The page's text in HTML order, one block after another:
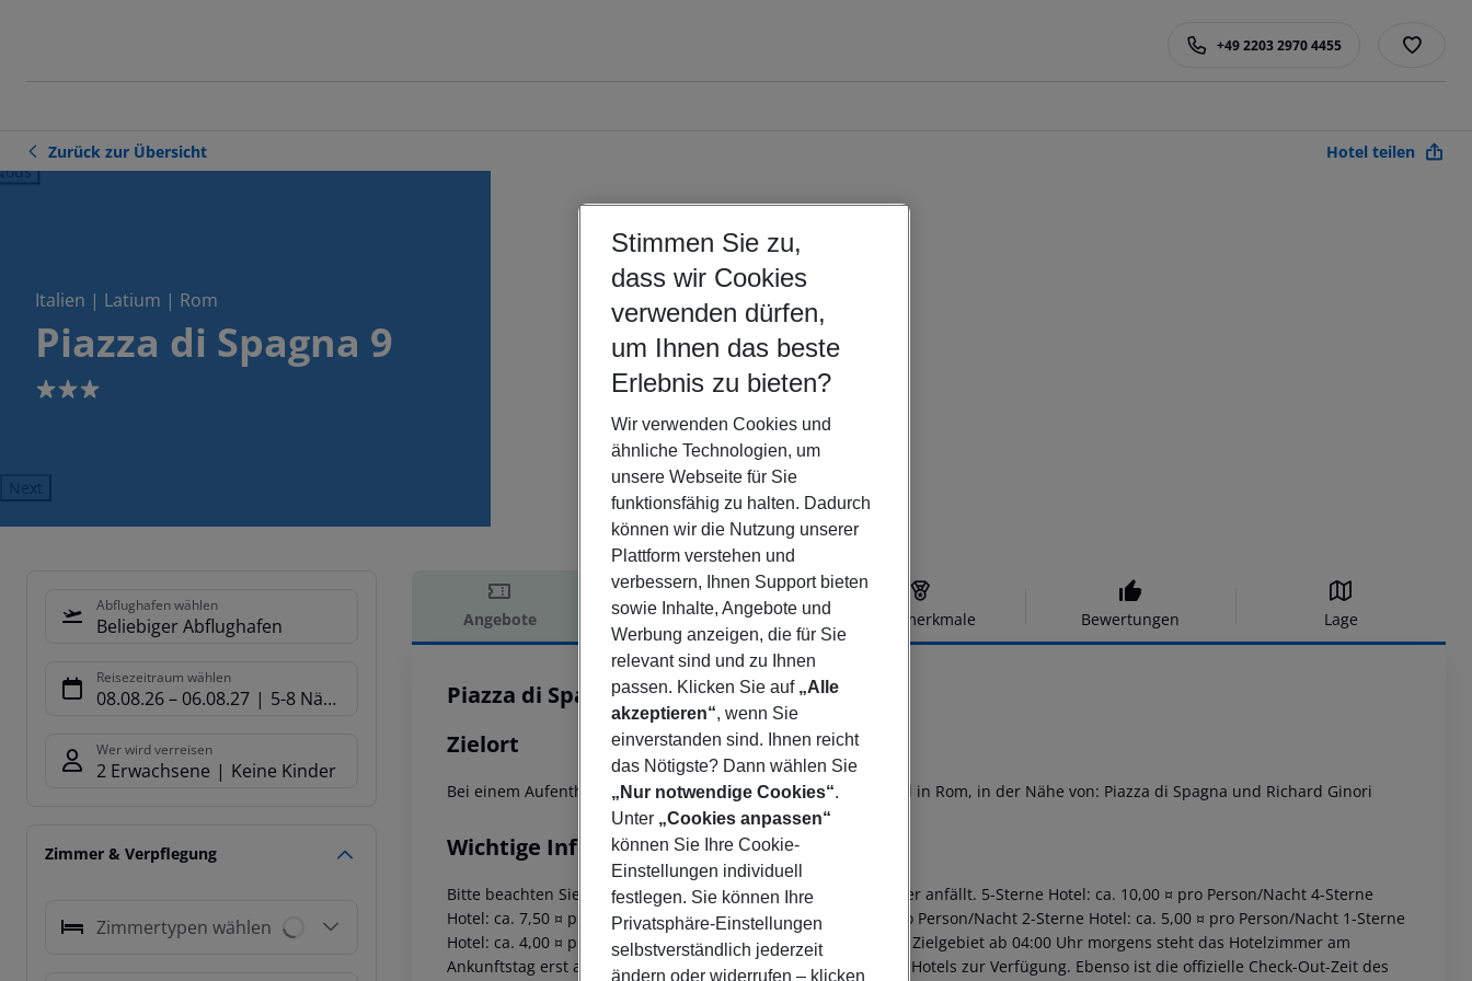
+49 2203 2970 4455
Zurück zur Übersicht Hotel teilen
Italien | Latium | Rom
Piazza di Spagna 9
3
Next
Abflughafen wählen
Beliebiger Abflughafen
Reisezeitraum wählen
08.08.26– 06.08.27 5-8 Nächte
Wer wird verreisen
2 Erwachsene Keine Kinder
Zimmer & Verpflegung
Zimmertypen wählen
Angebote Hotelbeschreibung Hotelmerkmale Bewertungen Lage
Hotelbeschreibung
Piazza di Spagna 9
3
Zielort
Bei einem Aufenthalt im Piazza di Spagna 9 wohnen Sie zentral in Rom, in der Nähe von: Piazza di Spagna und Richard Ginori
Wichtige Informationen
Bitte beachten Sie, dass vor Ort pro Person eine Touristensteuer anfällt. 5-Sterne Hotel: ca. 10,00 ¤ pro Person/Nacht 4-Sterne
Hotel: ca. 7,50 ¤ pro Person/Nacht 3-Sterne Hotel: ca. 6,00 ¤ pro Person/Nacht 2-Sterne Hotel: ca. 5,00 ¤ pro Person/Nacht 1-Sterne
Hotel: ca. 4,00 ¤ pro Person/Nacht Bei planmäßiger Ankunft im Zielgebiet ab 04:00 Uhr morgens steht das Hotelzimmer am
Ankunftstag erst ab der offiziellen Check-In-Zeit des jeweiligen Hotels zur Verfügung. Ebenso ist die offizielle Check-Out-Zeit des
Stimmen Sie zu,
dass wir Cookies
verwenden dürfen,
um Ihnen das beste
Erlebnis zu bieten?
Wir verwenden Cookies und
ähnliche Technologien, um
unsere Webseite für Sie
funktionsfähig zu halten. Dadurch
können wir die Nutzung unserer
Plattform verstehen und
verbessern, Ihnen Support bieten
sowie Inhalte, Angebote und
Werbung anzeigen, die für Sie
relevant sind und zu Ihnen
passen. Klicken Sie auf „Alle
akzeptieren“, wenn Sie
einverstanden sind. Ihnen reicht
das Nötigste? Dann wählen Sie
„Nur notwendige Cookies“.
Unter „Cookies anpassen“
können Sie Ihre Cookie-
Einstellungen individuell
festlegen. Sie können Ihre
Privatsphäre-Einstellungen
selbstverständlich jederzeit
ändern oder widerrufen – klicken